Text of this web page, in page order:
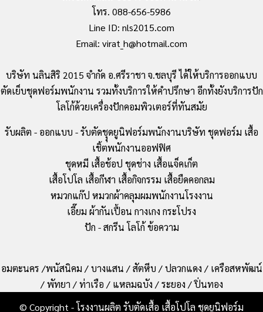
โทร. 088-656-5986
Line ID: nls2015.com
Email: virat_h@hotmail.com
บริษัท นลินสิริ 2015 จำกัด อ.ศรีราชา จ.ชลบุรี ได้ให้บริการออกแบบ
ตัดเย็บชุดฟอร์มพนักงาน รวมทั้งบริการให้คำปรึกษา อีกทั้งยังบริการปัก
โลโก้ด้วยเครื่องปักคอมพิวเตอร์ที่ทันสมัย
รับผลิต - ออกแบบ - รับตัดชุุดยูนิฟอร์มพนักงานบริษัท ชุดฟอร์ม เสื้อ
เชิ้ตพนักงานออฟฟิศ
ชุดหมี เสื้อช้อป ชุดช่าง เสื้อแจ็คเก็ต
เสื้อโปโล เสื้อกีฬา เสื้อกิจกรรม เสื้อยืดคอกลม
หมวกแก๊ป หมวกผ้าคลุมผมพนักงานโรงงาน
เอี๊ยม ผ้ากันเปื้อน กางเกง กระโปรง
ปัก - สกรีน โลโก้ ข้อความ
อมตะนคร /พนัสนิคม / บางแสน / สัตหีบ / ปลวกแดง / เครือสหพัฒน์
/ พัทยา / ท่าเรือ / แหลมฉบัง / ระยอง / ปิ่นทอง
© Copyright - โรงงานผลิต รับตัดเสื้อ เสื้อโปโล ชุดยูนิฟอร์ม